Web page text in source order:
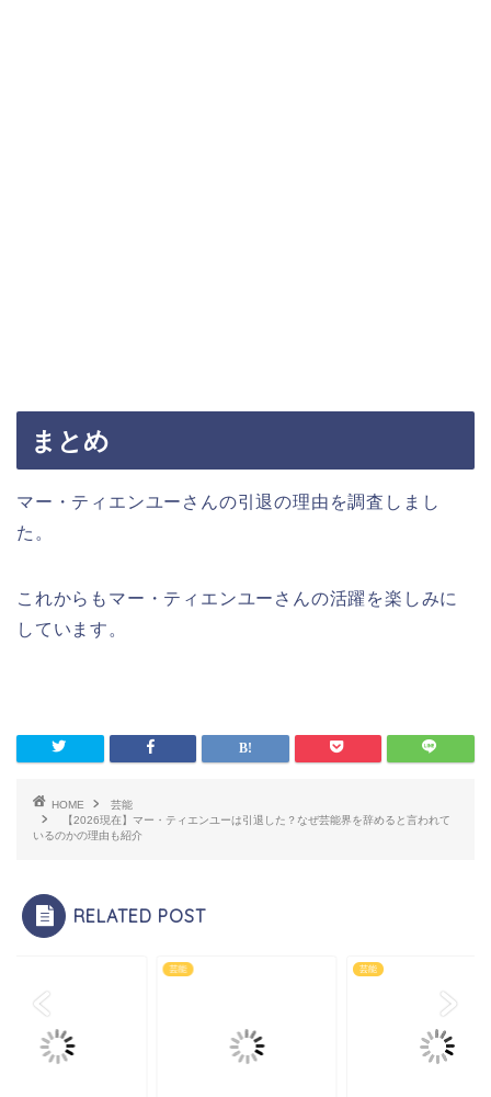
まとめ
マー・ティエンユーさんの引退の理由を調査しまし
た。
これからもマー・ティエンユーさんの活躍を楽しみに
しています。
HOME
芸能
【2026現在】マー・ティエンユーは引退した？なぜ芸能界を辞めると言われて
いるのかの理由も紹介
RELATED POST
芸能 芸能